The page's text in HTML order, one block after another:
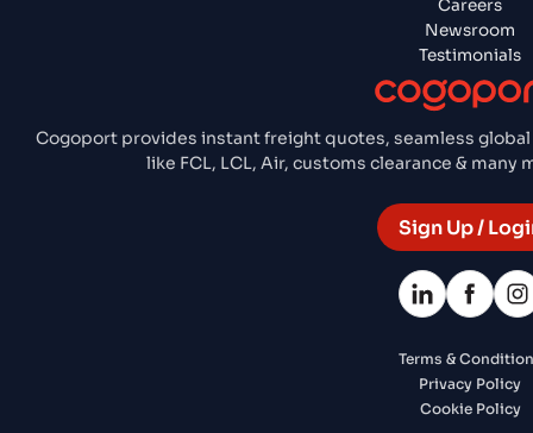
Cogoport provides instant freight quotes, seamless
like FCL, LCL, Air, customs clearance &
Sign Up /
Careers
Newsroom
Testimonials
Terms &
Privacy Policy
Cookie Policy